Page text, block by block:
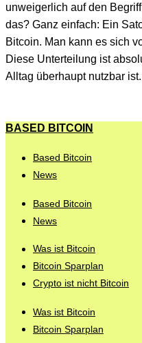
unweigerlich auf den
das? Ganz einfach: Ein
Bitcoin. Man kann es sich
Diese Unterteilung ist
Alltag überhaupt nutzbar
BASED BITCOIN
Based Bitcoin
News
Based Bitcoin
News
Was ist Bitcoin
Bitcoin Sparplan
Crypto ist nicht Bitcoin
Was ist Bitcoin
Bitcoin Sparplan